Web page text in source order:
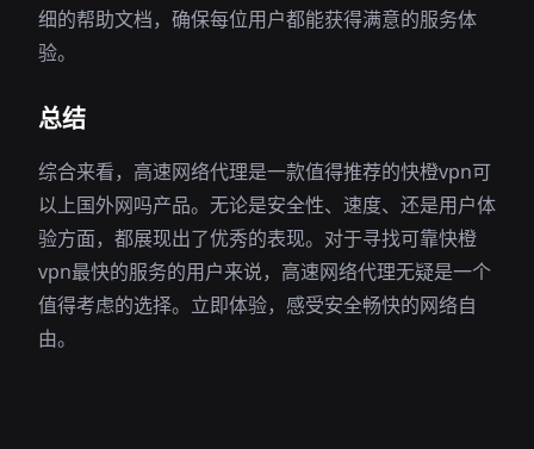
细的帮助文档，确保每位用户都能获得满意的服务体
验。
总结
综合来看，高速网络代理是一款值得推荐的快橙vpn可
以上国外网吗产品。无论是安全性、速度、还是用户体
验方面，都展现出了优秀的表现。对于寻找可靠快橙
vpn最快的服务的用户来说，高速网络代理无疑是一个
值得考虑的选择。立即体验，感受安全畅快的网络自
由。